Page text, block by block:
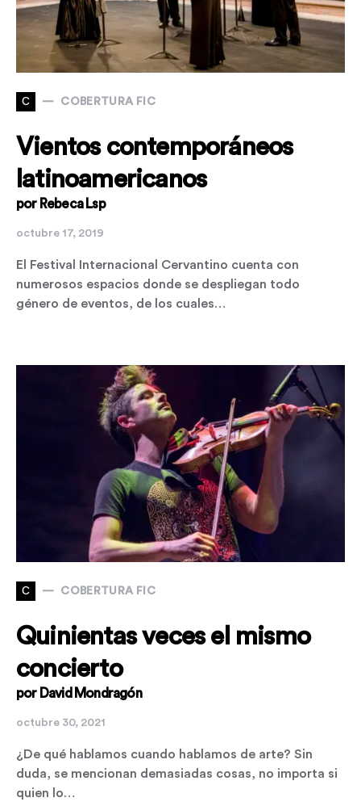
C COBERTURA FIC
Vientos contemporáneos
latinoamericanos
por Rebeca Lsp
octubre 17, 2019
El Festival Internacional Cervantino cuenta con
numerosos espacios donde se despliegan todo
género de eventos, de los cuales…
C COBERTURA FIC
Quinientas veces el mismo
concierto
por David Mondragón
octubre 30, 2021
¿De qué hablamos cuando hablamos de arte? Sin
duda, se mencionan demasiadas cosas, no importa si
quien lo…